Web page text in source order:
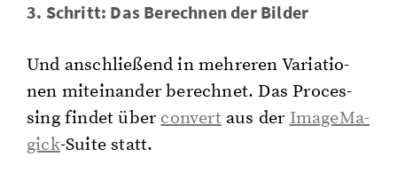
3. Schritt: Das Be­rech­nen der Bil­der
Und an­schlie­ßend in meh­re­ren Va­ria­tio­
nen mit­ein­an­der be­rech­net. Das Pro­ces­
sing fin­det übercon­vertaus derImage­Ma­
gick-Sui­te statt.